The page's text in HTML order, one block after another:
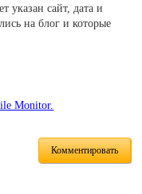
указан сайт, дата и
на блог и которые
Monitor.
Комментировать